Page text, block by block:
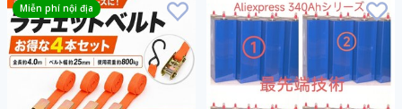
Miễn phí nội địa